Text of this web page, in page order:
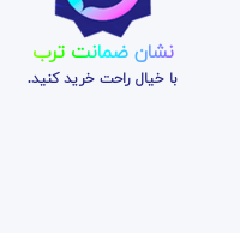
نشان ضمانت ترب
با خیال راحت خرید کنید.